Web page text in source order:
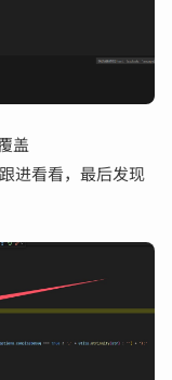
盖
进看看，最后发现